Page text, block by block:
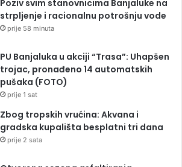
Poziv svim stanovnicima Banjaluke na
strpljenje i racionalnu potrošnju vode
prije 58 minuta
PU Banjaluka u akciji “Trasa”: Uhapšen
trojac, pronađeno 14 automatskih
pušaka (FOTO)
prije 1 sat
Zbog tropskih vrućina: Akvana i
gradska kupališta besplatni tri dana
prije 2 sata